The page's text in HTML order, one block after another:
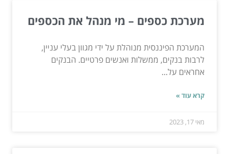
מערכת כספים – מי מנהל את הכספים
המערכת הפיננסית מנוהלת על ידי מגוון בעלי עניין,
לרבות בנקים, ממשלות ואנשים פרטיים. הבנקים
אחראים על...
קרא עוד »
מאי 17, 2023